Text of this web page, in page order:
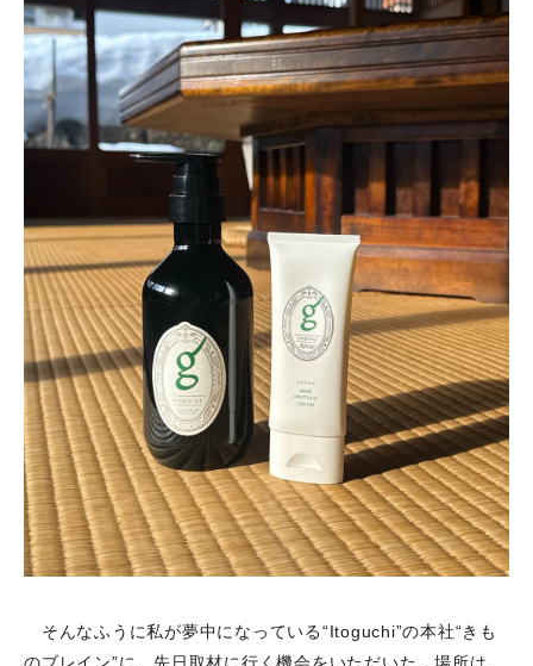
そんなふうに私が夢中になっている“Itoguchi”の本社“きも